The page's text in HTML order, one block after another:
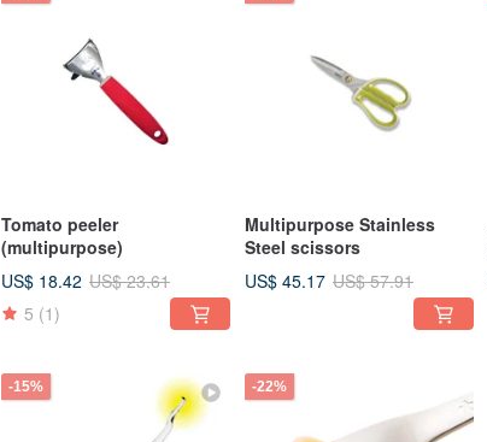
Tomato peeler
(multipurpose)
US$ 18.42 US$ 23.61
5 (1)
Multipurpose Stainless
Steel scissors
US$ 45.17 US$ 57.91
-15% -22%